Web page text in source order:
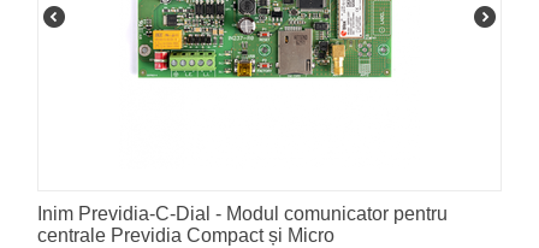
Inim Previdia-C-Dial - Modul comunicator pentru
centrale Previdia Compact și Micro